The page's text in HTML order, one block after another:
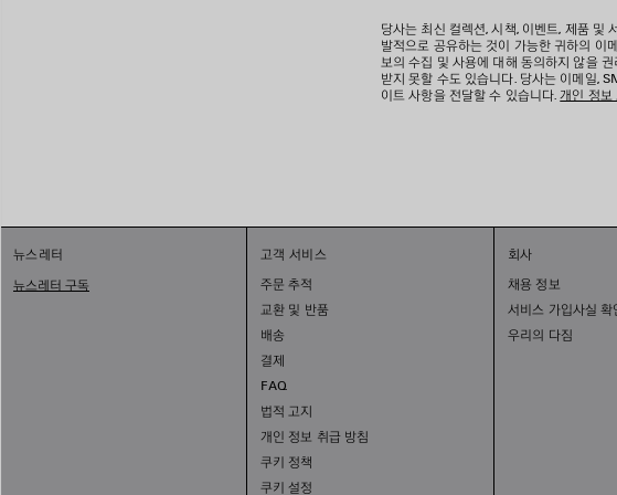
당사는 최신 컬렉션, 시책, 이벤트, 제품 및
발적으로 공유하는 것이 가능한 귀하의 이
보의 수집 및 사용에 대해 동의하지 않을
받지 못할 수도 있습니다. 당사는 이메일,
이트 사항을 전달할 수 있습니다.개인 정보
뉴스레터
뉴스레터 구독
고객 서비스
주문 추적
교환 및 반품
배송
결제
FAQ
법적 고지
개인 정보 취급 방침
쿠키 정책
쿠키 설정
회사
채용 정보
서비스 가입사실 확
우리의 다짐